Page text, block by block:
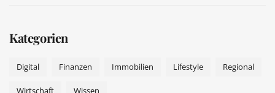
Kategorien
Digital Finanzen Immobilien Lifestyle Regional
Wirtschaft Wissen